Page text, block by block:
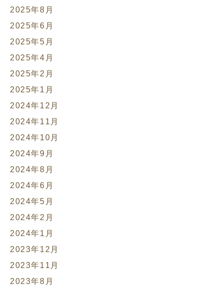
2025年8月
2025年6月
2025年5月
2025年4月
2025年2月
2025年1月
2024年12月
2024年11月
2024年10月
2024年9月
2024年8月
2024年6月
2024年5月
2024年2月
2024年1月
2023年12月
2023年11月
2023年8月